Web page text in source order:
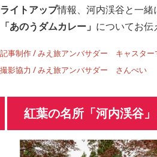
ライトアップ情報、河内渓谷と一緒
「あのうダムカレー」 についてお伝
記事制作 / みえ旅アンバサダー キャスター
撮影協力 / みえ旅アンバサダー さんぺい
紅葉の名所「河内渓谷